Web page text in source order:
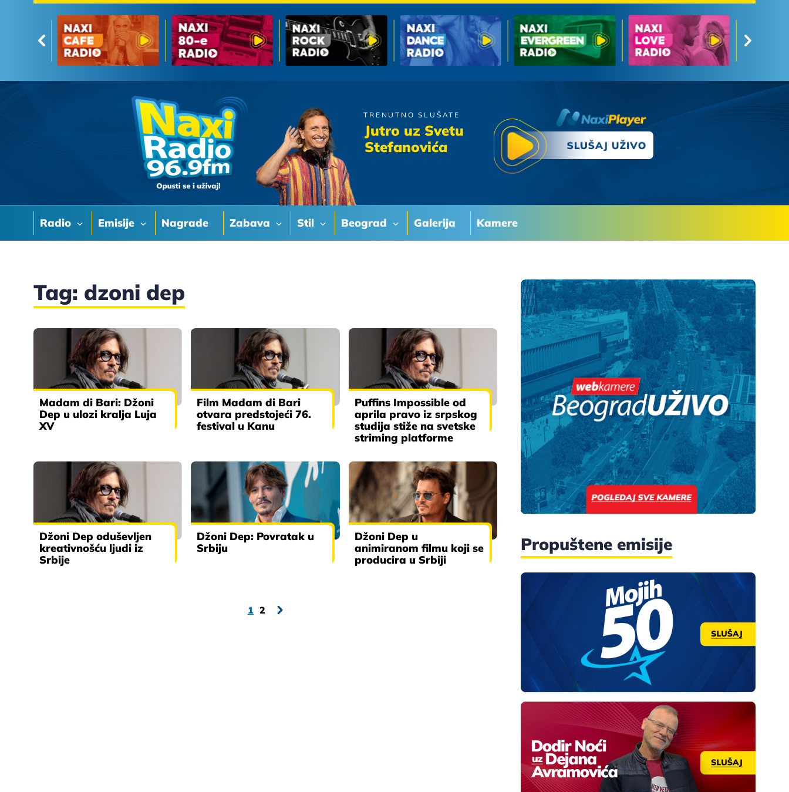
Radio Emisije Nagrade Zabava Stil Beograd Galerija Kamere
TRENUTNO SLUŠATE
Jutro uz Svetu
Stefanovića
Djordje Balasevic
Tag: dzoni dep
Madam di Bari: Džoni
Dep u ulozi kralja Luja
XV
Film Madam di Bari
otvara predstojeći 76.
festival u Kanu
Puffins Impossible od
aprila pravo iz srpskog
studija stiže na svetske
striming platforme
Džoni Dep oduševljen
kreativnošću ljudi iz
Srbije
Džoni Dep: Povratak u
Srbiju
Džoni Dep u
animiranom filmu koji se
producira u Srbiji
1 2
Propuštene emisije